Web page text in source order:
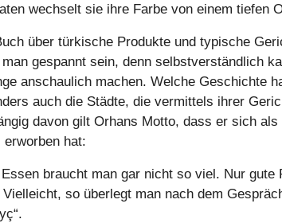
wechselt sie ihre Farbe von einem tiefen
über türkische Produkte und typische
gespannt sein, denn selbstverständlich
anschaulich machen. Welche Geschichte
auch die Städte, die vermittels ihrer
davon gilt Orhans Motto, dass er sich
hat:
braucht man gar nicht so viel. Nur
Vielleicht, so überlegt man nach dem